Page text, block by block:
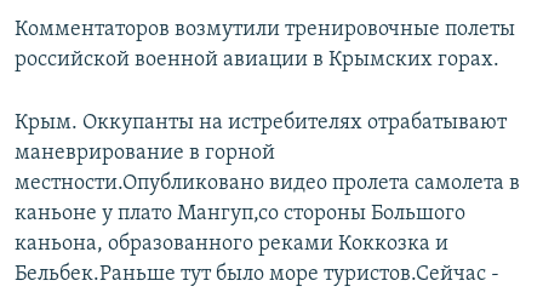
Комментаторов возмутили тренировочные полеты
российской военной авиации в Крымских горах.
Крым. Оккупанты на истребителях отрабатывают
маневрирование в горной
местности.Опубликовано видео пролета самолета в
каньоне у плато Мангуп,со стороны Большого
каньона, образованного реками Коккозка и
Бельбек.Раньше тут было море туристов.Сейчас -